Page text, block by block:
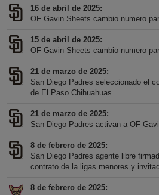
16 de abril de 2025
OF Gavin Sheets cambio numero
15 de abril de 2025
OF Gavin Sheets cambio numero
21 de marzo de 2025
San Diego Padres seleccionado el
de El Paso Chihuahuas.
21 de marzo de 2025
San Diego Padres activan a OF
8 de febrero de 2025
San Diego Padres agente libre
contrato de la ligas menores y
8 de febrero de 2025